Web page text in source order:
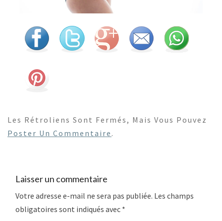
Les Rétroliens Sont Fermés, Mais Vous Pouvez
Poster Un Commentaire .
Laisser un commentaire
Votre adresse e-mail ne sera pas publiée. Les champs
obligatoires sont indiqués avec *